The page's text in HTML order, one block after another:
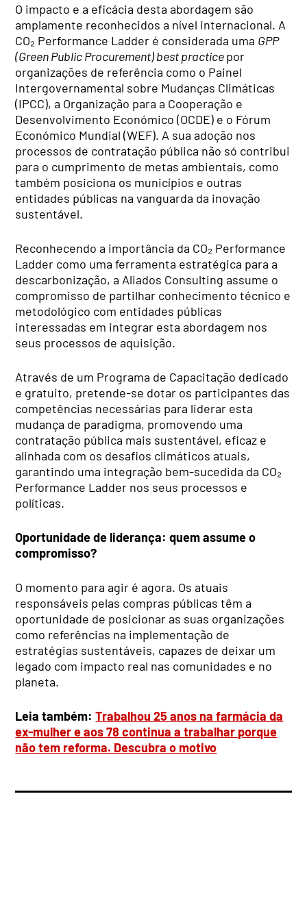
O impacto e a eficácia desta abordagem são
amplamente reconhecidos a nível internacional. A
CO₂ Performance Ladder é considerada uma GPP
(Green Public Procurement) best practicepor
organizações de referência como o Painel
Intergovernamental sobre Mudanças Climáticas
(IPCC), a Organização para a Cooperação e
Desenvolvimento Económico (OCDE) e o Fórum
Económico Mundial (WEF). A sua adoção nos
processos de contratação pública não só contribui
para o cumprimento de metas ambientais, como
também posiciona os municípios e outras
entidades públicas na vanguarda da inovação
sustentável.
Reconhecendo a importância da CO₂ Performance
Ladder como uma ferramenta estratégica para a
descarbonização, a Aliados Consulting assume o
compromisso de partilhar conhecimento técnico e
metodológico com entidades públicas
interessadas em integrar esta abordagem nos
seus processos de aquisição.
Através de um Programa de Capacitação dedicado
e gratuito, pretende-se dotar os participantes das
competências necessárias para liderar esta
mudança de paradigma, promovendo uma
contratação pública mais sustentável, eficaz e
alinhada com os desafios climáticos atuais,
garantindo uma integração bem-sucedida da CO₂
Performance Ladder nos seus processos e
políticas.
Oportunidade de liderança: quem assume o
compromisso?
O momento para agir é agora. Os atuais
responsáveis pelas compras públicas têm a
oportunidade de posicionar as suas organizações
como referências na implementação de
estratégias sustentáveis, capazes de deixar um
legado com impacto real nas comunidades e no
planeta.
Leia também:Trabalhou 25 anos na farmácia da
ex-mulher e aos 78 continua a trabalhar porque
não tem reforma. Descubra o motivo